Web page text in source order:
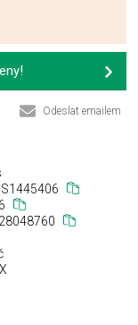
Odeslat emailem